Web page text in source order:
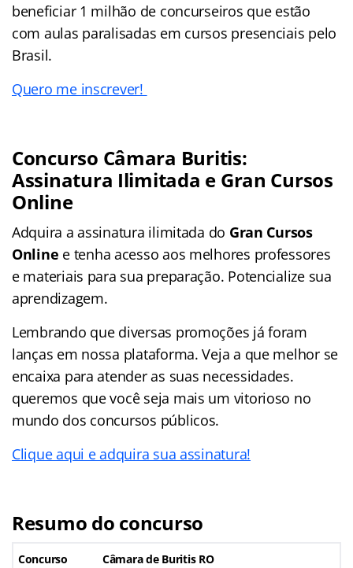
beneficiar 1 milhão de concurseiros que estão
com aulas paralisadas em cursos presenciais pelo
Brasil.
Quero me inscrever!
Concurso Câmara Buritis:
Assinatura Ilimitada e Gran Cursos
Online
Adquira a assinatura ilimitada do Gran Cursos
Online e tenha acesso aos melhores professores
e materiais para sua preparação. Potencialize sua
aprendizagem.
Lembrando que diversas promoções já foram
lanças em nossa plataforma. Veja a que melhor se
encaixa para atender as suas necessidades.
queremos que você seja mais um vitorioso no
mundo dos concursos públicos.
Clique aqui e adquira sua assinatura!
Resumo do concurso
Concurso Câmara de Buritis RO